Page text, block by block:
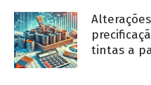
tintas a